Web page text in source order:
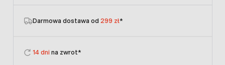
Darmowa dostawa od 299 zł*
14 dni na zwrot*